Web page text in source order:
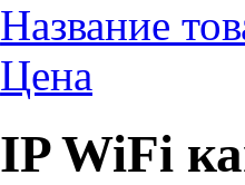
Название
Цена
IP WiFi